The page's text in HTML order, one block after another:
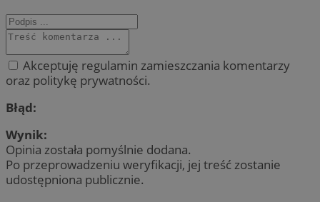
Akceptuję regulamin zamieszczania komentarzy
oraz politykę prywatności.
Błąd:
Wynik:
Opinia została pomyślnie dodana.
Po przeprowadzeniu weryfikacji, jej treść zostanie
udostępniona publicznie.